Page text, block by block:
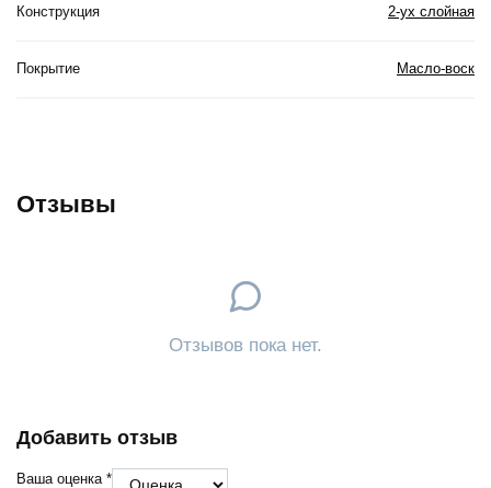
Конструкция 2-ух слойная
Покрытие Масло-воск
Отзывы
Отзывов пока нет.
Добавить отзыв
Ваша оценка *